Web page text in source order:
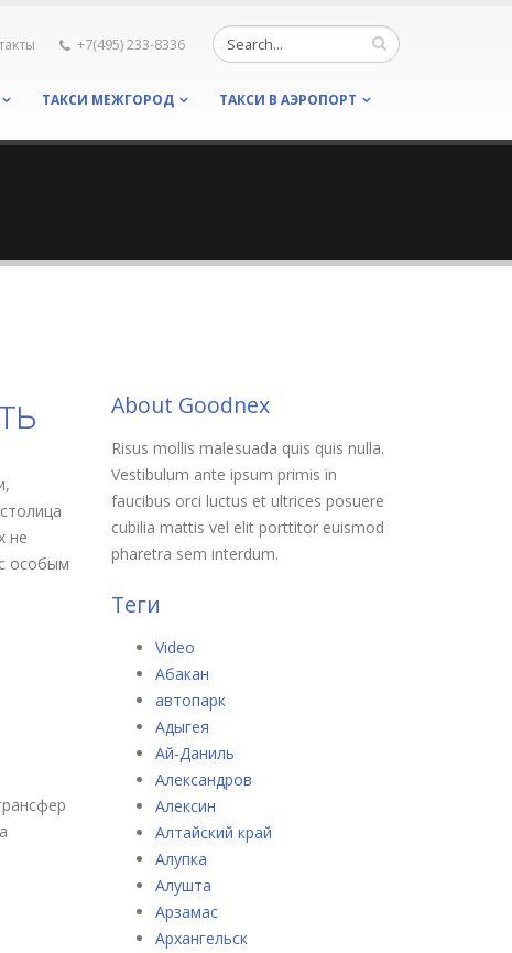
+7(495) 233-8336
ТАКСИ МЕЖГОРОД ТАКСИ В АЭРОПОРТ
не
особым
About Goodnex
Risus mollis malesuada quis quis nulla.
Vestibulum ante ipsum primis in
faucibus orci luctus et ultrices posuere
cubilia mattis vel elit porttitor euismod
pharetra sem interdum.
Теги
Video
Абакан
автопарк
Адыгея
Ай-Даниль
Александров
Алексин
Алтайский край
Алупка
Алушта
Арзамас
Архангельск